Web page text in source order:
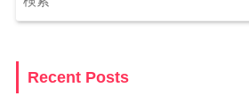
Recent Posts